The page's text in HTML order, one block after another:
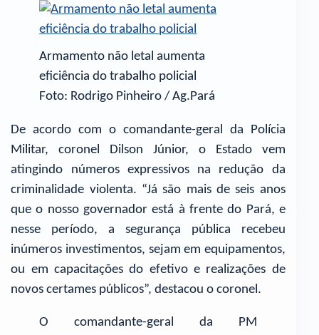
Armamento não letal aumenta
eficiência do trabalho policial
Foto: Rodrigo Pinheiro / Ag.Pará
De acordo com o comandante-geral da Polícia
Militar, coronel Dilson Júnior, o Estado vem
atingindo números expressivos na redução da
criminalidade violenta. “Já são mais de seis anos
que o nosso governador está à frente do Pará, e
nesse período, a segurança pública recebeu
inúmeros investimentos, sejam em equipamentos,
ou em capacitações do efetivo e realizações de
novos certames públicos”, destacou o coronel.
O comandante-geral da PM